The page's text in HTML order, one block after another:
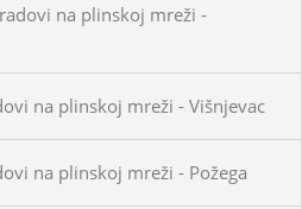
na plinskoj mreži -
na plinskoj mreži - Višnjevac
na plinskoj mreži - Požega